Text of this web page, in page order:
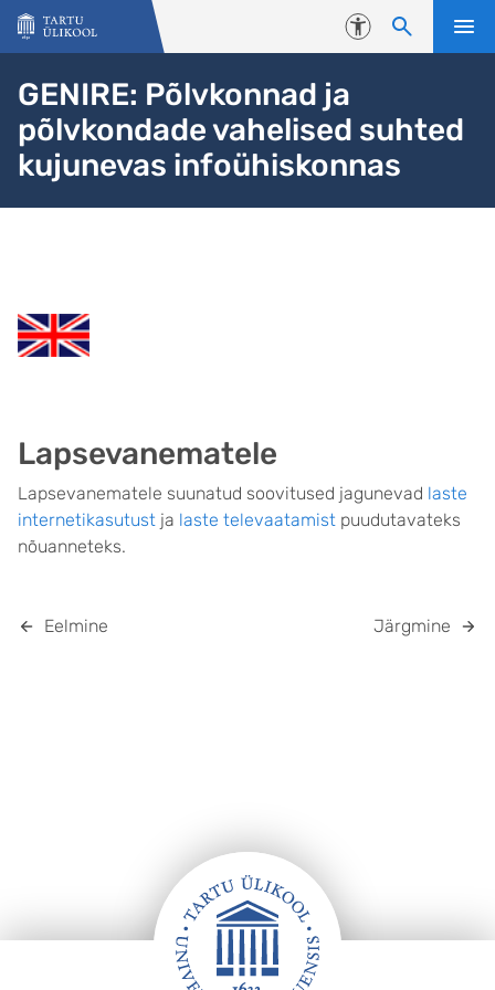
Liigu edasi põhisisu juurde
Juurdepääsetavus
GENIRE: Põlvkonnad ja
põlvkondade vahelised suhted
kujunevas infoühiskonnas
Lapsevanematele
Lapsevanematele suunatud soovitused jagunevad laste
internetikasutust ja laste televaatamist puudutavateks
nõuanneteks.
Eelmine Järgmine